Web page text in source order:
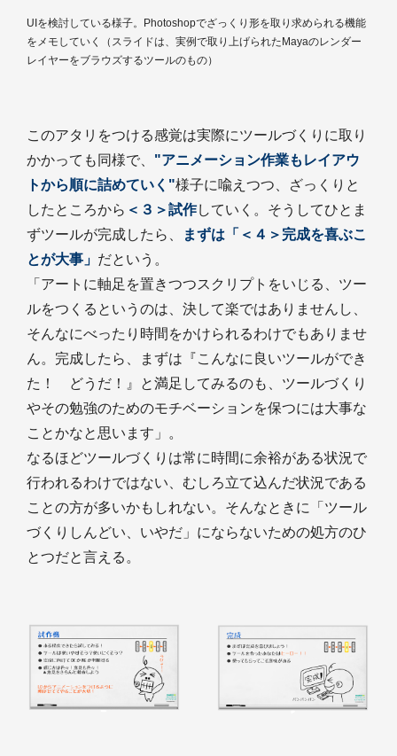
UIを検討している様子。Photoshopでざっくり形を取り求められる機能
をメモしていく（スライドは、実例で取り上げられたMayaのレンダー
レイヤーをブラウズするツールのもの）
このアタリをつける感覚は実際にツールづくりに取り
かかっても同様で、 "アニメーション作業もレイアウ
トから順に詰めていく"様子に喩えつつ、ざっくりと
したところから ＜３＞試作していく。そうしてひとま
ずツールが完成したら、
まずは「＜４＞完成を喜ぶこ
とが大事」 だという。
「アートに軸足を置きつつスクリプトをいじる、ツー
ルをつくるというのは、決して楽ではありませんし、
そんなにべったり時間をかけられるわけでもありませ
ん。完成したら、まずは『こんなに良いツールができ
た！ どうだ！』と満足してみるのも、ツールづくり
やその勉強のためのモチベーションを保つには大事な
ことかなと思います」。
なるほどツールづくりは常に時間に余裕がある状況で
行われるわけではない、むしろ立て込んだ状況である
ことの方が多いかもしれない。そんなときに「ツール
づくりしんどい、いやだ」にならないための処方のひ
とつだと言える。